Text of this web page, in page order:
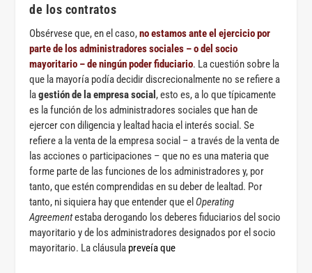
de los contratos
Obsérvese que, en el caso,no estamos ante el ejercicio por
parte de los administradores sociales – o del socio
mayoritario – de ningún poder fiduciario. La cuestión sobre la
que la mayoría podía decidir discrecionalmente no se refiere a
lagestión de la empresa social , esto es, a lo que típicamente
es la función de los administradores sociales que han de
ejercer con diligencia y lealtad hacia el interés social. Se
refiere a la venta de la empresa social – a través de la venta de
las acciones o participaciones – que no es una materia que
forme parte de las funciones de los administradores y, por
tanto, que estén comprendidas en su deber de lealtad. Por
tanto, ni siquiera hay que entender que el Operating
Agreementestaba derogando los deberes fiduciarios del socio
mayoritario y de los administradores designados por el socio
mayoritario. La cláusula preveía que